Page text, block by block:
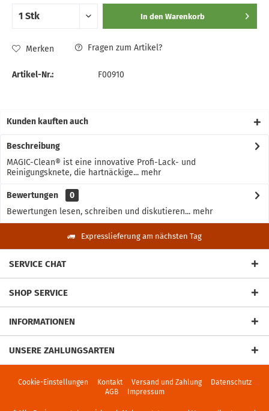
In den Warenkorb
Merken Fragen zum Artikel?
Artikel-Nr.: F00910
Kunden kauften auch
Beschreibung
MAGIC-Clean® ist eine innovative Profi-Lack- und
Reinigungsknete, die hartnäckige... mehr
Bewertungen
0
Bewertungen lesen, schreiben und diskutieren... mehr
Expresslieferung am nächsten Tag
SERVICE CHAT
SHOP SERVICE
INFORMATIONEN
UNSERE ZAHLUNGSARTEN
Cookie-Einstellungen Kontakt Versand und Zahlung
Datenschutz
AGB
Impressum